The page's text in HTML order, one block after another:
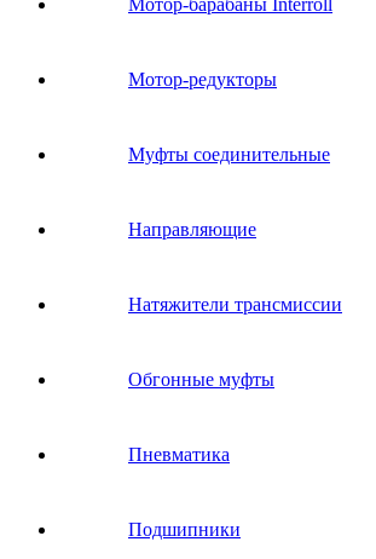
Мотор-барабаны Interroll
Мотор-редукторы
Муфты соединительные
Направляющие
Натяжители трансмиссии
Обгонные муфты
Пневматика
Подшипники